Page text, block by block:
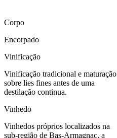
Corpo
Encorpado
Vinificação
Vinificação tradicional e maturação
sobre lies fines antes de uma
destilação continua.
Vinhedo
Vinhedos próprios localizados na
sub-região de Bas-Armagnac, a